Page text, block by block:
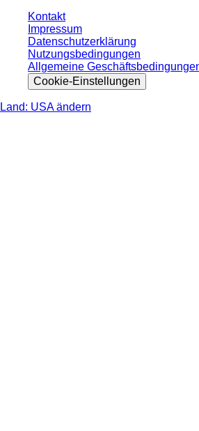
Kontakt
Impressum
Datenschutzerklärung
Nutzungsbedingungen
Allgemeine
Cookie-Einstellungen
Land: USA ändern